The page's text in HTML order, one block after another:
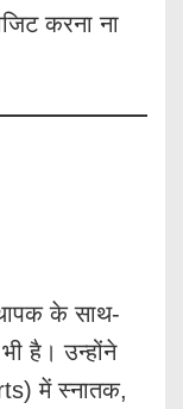
करना ना
के साथ-
है। उन्होंने
में स्नातक,